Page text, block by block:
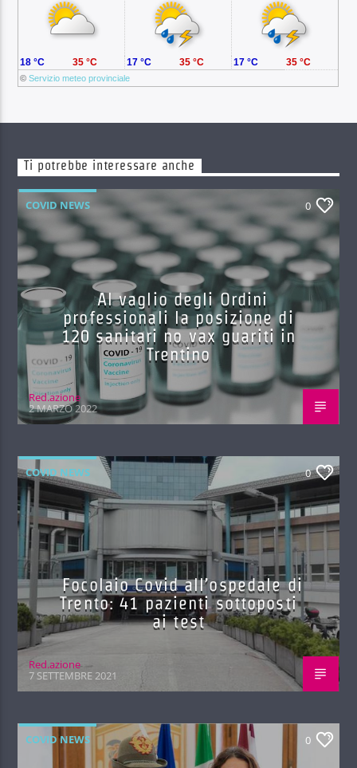
©Servizio meteo provinciale
18 °C 35 °C 17 °C 35 °C 17 °C 35 °C
Ti potrebbe interessare anche
COVID NEWS 0
Al vaglio degli Ordini
professionali la posizione di
120 sanitari no vax guariti in
Trentino
Red.azione
2 MARZO 2022
COVID NEWS 0
Focolaio Covid all’ospedale di
Trento: 41 pazienti sottoposti
ai test
Red.azione
7 SETTEMBRE 2021
COVID NEWS 0